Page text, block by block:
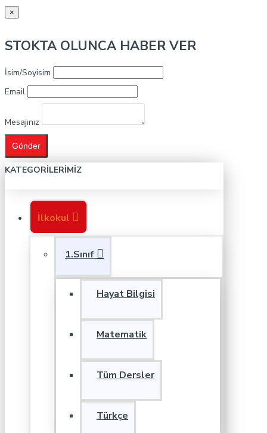
×
STOKTA OLUNCA HABER VER
İsim/Soyisim
Email
Mesajınız
Gönder
KATEGORILERIMIZ
İlkokul
1.Sınıf
Hayat Bilgisi
Matematik
Tüm Dersler
Türkçe